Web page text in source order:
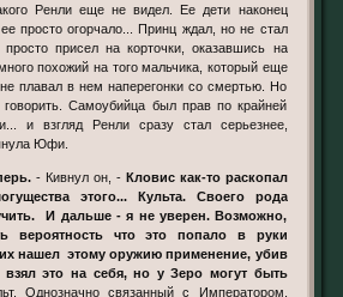
Ренли еще не видел. Ее дети наконец
просто огорчало... Принц ждал, но не стал
присел на корточки, оказавшись на
похожий на того мальчика, который еще
плавал в нем наперегонки со смертью. Но
Самоубийца был прав по крайней
и взгляд Ренли сразу стал серьезнее,
Юфи.
- Кивнул он, - Кловис как-то раскопал
этого... Культа. Своего рода
И дальше - я не уверен. Возможно,
вероятность что это попало в руки
нашел этому оружию применение, убив
это на себя, но у Зеро могут быть
Однозначно связанный с Императором,